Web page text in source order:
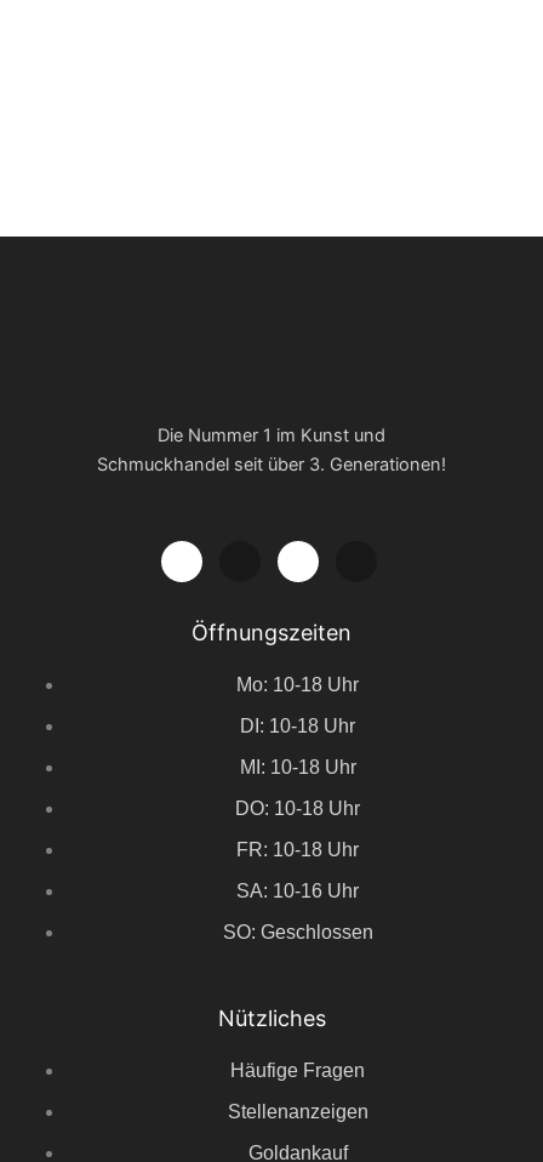
Die Nummer 1 im Kunst und
Schmuckhandel seit über 3. Generationen!
Öffnungszeiten
Mo: 10-18 Uhr
DI: 10-18 Uhr
MI: 10-18 Uhr
DO: 10-18 Uhr
FR: 10-18 Uhr
SA: 10-16 Uhr
SO: Geschlossen
Nützliches
Häufige Fragen
Stellenanzeigen
Goldankauf